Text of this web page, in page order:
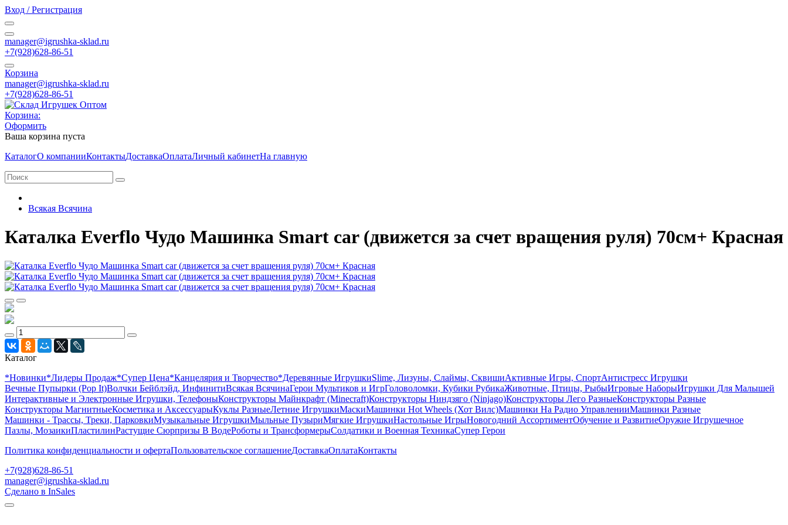
Вход / Регистрация
manager@igrushka-sklad.ru
+7(928)628-86-51
Корзина
manager@igrushka-sklad.ru
+7(928)628-86-51
Корзина:
Оформить
Ваша корзина пуста
КаталогО компанииКонтактыДоставкаОплатаЛичный кабинетНа главную
Всякая Всячина
Каталка Everflo Чудо Машинка Smart car (движется за счет вращения руля) 70см+ Красная
Каталог
*Новинки*Лидеры Продаж*Супер Цена*Канцелярия и Творчество*Деревянные ИгрушкиSlime, Лизуны, Слаймы, СквишиАктивные Игры, СпортАнтистресс Игрушки
Вечные Пупырки (Pop It)Волчки Бейблэйд, ИнфинитиВсякая ВсячинаГерои Мультиков и ИгрГоловоломки, Кубики РубикаЖивотные, Птицы, РыбыИгровые НаборыИгрушки Для Малышей
Интерактивные и Электронные Игрушки, ТелефоныКонструкторы Майнкрафт (Minecraft)Конструкторы Ниндзяго (Ninjago)Конструкторы Лего РазныеКонструкторы Разные
Конструкторы МагнитныеКосметика и АксессуарыКуклы РазныеЛетние ИгрушкиМаскиМашинки Hot Wheels (Хот Вилс)Машинки На Радио УправленииМашинки Разные
Машинки - Трассы, Треки, ПарковкиМузыкальные ИгрушкиМыльные ПузыриМягкие ИгрушкиНастольные ИгрыНовогодний АссортиментОбучение и РазвитиеОружие Игрушечное
Пазлы, МозаикиПластилинРастущие Сюрпризы В ВодеРоботы и ТрансформерыСолдатики и Военная ТехникаСупер Герои
Политика конфиденциальности и офертаПользовательское соглашениеДоставкаОплатаКонтакты
+7(928)628-86-51
manager@igrushka-sklad.ru
Сделано в InSales